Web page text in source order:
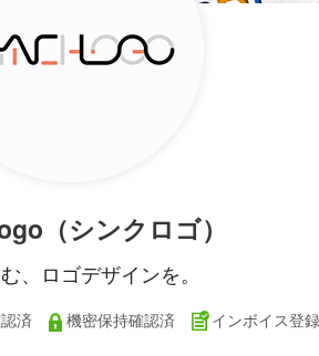
（シンクロゴ）
、ロゴデザインを。
済 機密保持確認済 インボイス登